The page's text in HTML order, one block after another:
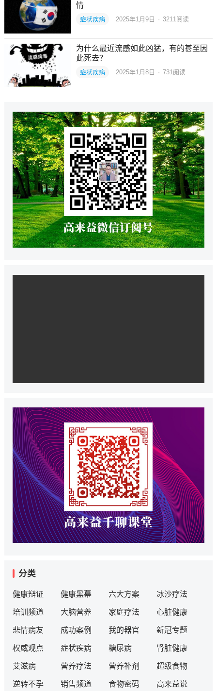
情
症状疾病 2025年1月9日 · 3211 阅读
为什么最近流感如此凶猛，有的甚至因
此死去？
症状疾病 2025年1月8日 · 731阅读
分类
健康辩证 健康黑幕 六大方案 冰沙疗法
培训频道 大脑营养 家庭疗法 心脏健康
悲情病友 成功案例 我的器官 新冠专题
权威观点 症状疾病 糖尿病 肾脏健康
艾滋病 营养疗法 营养补剂 超级食物
逆转不孕 销售频道 食物密码 高来益说